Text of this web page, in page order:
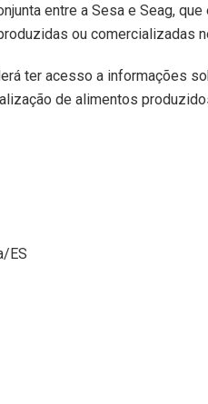
entre a Sesa e Seag,
ou comercializadas
ter acesso a informações
de alimentos
ES